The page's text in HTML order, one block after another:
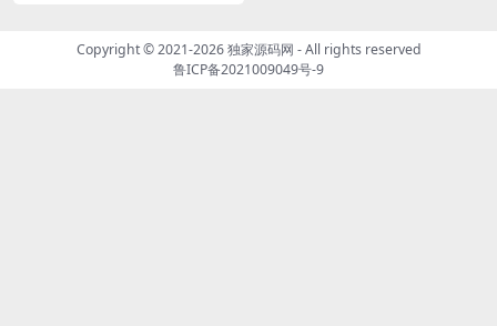
Copyright © 2021-2026独家源码网 - All rights reserved
鲁ICP备2021009049号-9